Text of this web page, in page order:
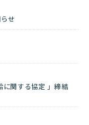
せ
に関する協定 」締結